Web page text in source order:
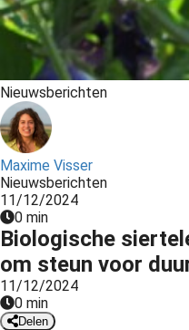
Nieuwsberichten
Maxime Visser
Nieuwsberichten
11/12/2024
0 min
Biologische
om steun voor
11/12/2024
0 min
Delen